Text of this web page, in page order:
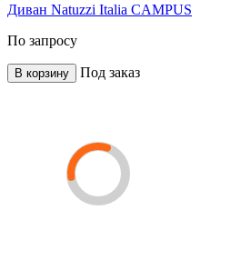
Диван Natuzzi Italia CAMPUS
По запросу
В корзину Под заказ